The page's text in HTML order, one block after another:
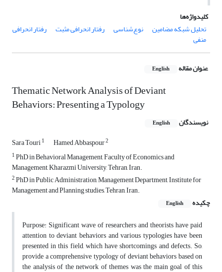
کلیدواژه‌ها
تحلیل شبکه مضامین
نوع‌شناسی رفتار انحرافی مثبت رفتار انحرافی
منفی
عنوان مقاله English
Thematic Network Analysis of Deviant
Behaviors: Presenting a Typology
نویسندگان English
Sara Touri1 Hamed Abbaspour2
1PhD in Behavioral Management, Faculty of Economics and
Management, Kharazmi University, Tehran, Iran.
2PhD in Public Administration, Management Department, Institute for
Management and Planning studies, Tehran, Iran.
چکیده
English
Purpose: Significant wave of researchers and theorists have paid
attention to deviant behaviors and various typologies have been
presented in this field, which have shortcomings and defects. So,
provide a comprehensive typology of deviant behaviors based on
the analysis of the network of themes was the main goal of this